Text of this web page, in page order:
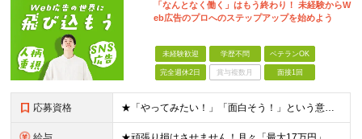
「なんとなく働く」はもう終わり！ 未経験からW
eb広告のプロへのステップアップを始めよう
未経験歓迎 学歴不問 ベテランOK
完全週休2日 賞与複数月 面接1回
応募資格 ★「やってみたい！」「面白そう！」という意欲重視の採用です！ ★新オフィスのスタートメンバー募集！ ◎学歴・経験一切不問！未経験・第二新卒大歓迎 ◎基本的なPCスキル（文字入力レベルでOK） ＼こ